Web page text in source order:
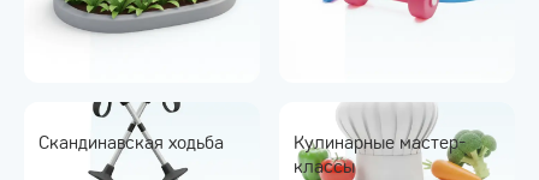
Скандинавская ходьба
Кулинарные мастер-
классы